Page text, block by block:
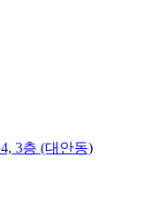
3층 (대안동)